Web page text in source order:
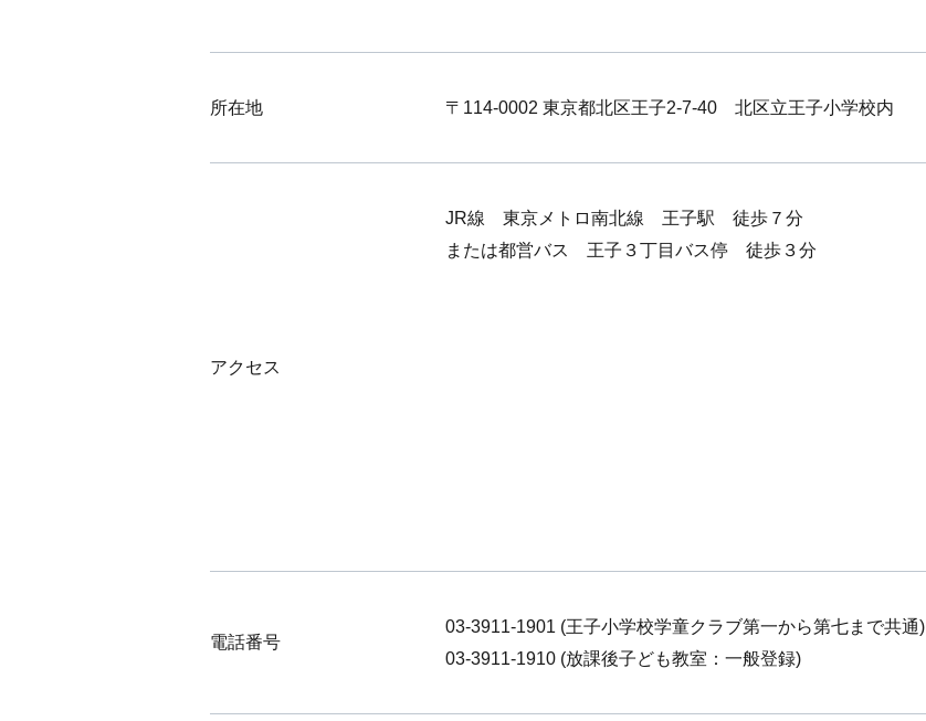
所在地 〒114-0002 東京都北区王子2-7-40 北区立王子小学校内
アクセス
JR線 東京メトロ南北線 王子駅 徒歩７分
または都営バス 王子３丁目バス停 徒歩３分
電話番号
03-3911-1901 (王子小学校学童クラブ第一から第七まで共通)
03-3911-1910 (放課後子ども教室：一般登録)